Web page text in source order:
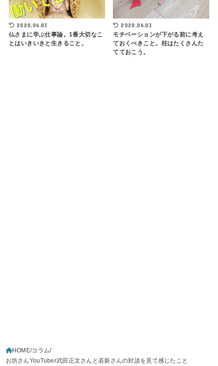
2020.06.03
仏さまに学ぶ仕事論。1番大切なこ
とはいきいきと生きること。
2020.06.03
モチベーションが下がる前に考え
ておくべきこと。柱はたくさんた
てておこう。
HOME コラム
お坊さんYouTuber武田正文さんと若新さんの対談を見て感じたこと